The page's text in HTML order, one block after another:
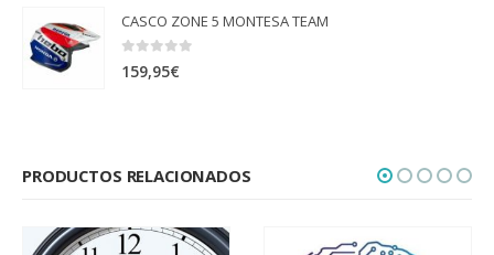
CASCO ZONE 5 MONTESA TEAM
0 out of 5
159,95€
PRODUCTOS RELACIONADOS